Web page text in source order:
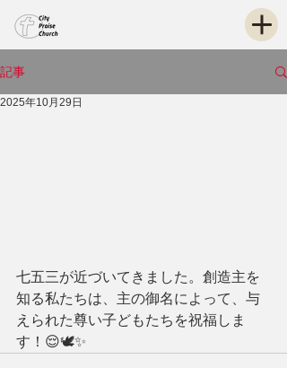
記事
2025年10月29日
七五三が近づいてきました。創造主を
知る私たちは、主の御名によって、与
えられた尊い子どもたちを祝福しま
す！😌🕊️✨